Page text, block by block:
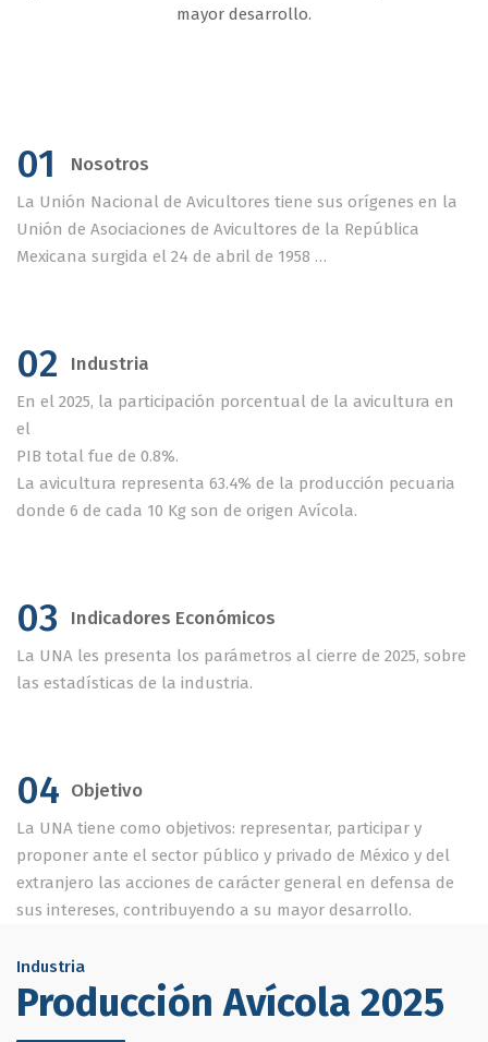
mayor desarrollo.
Nosotros
01
La Unión Nacional de Avicultores tiene sus orígenes en la
Unión de Asociaciones de Avicultores de la República
Mexicana surgida el 24 de abril de 1958 …
Industria
02
En el 2025, la participación porcentual de la avicultura en
el
PIB total fue de 0.8%.
La avicultura representa 63.4% de la producción pecuaria
donde 6 de cada 10 Kg son de origen Avícola.
Indicadores Económicos
03
La UNA les presenta los parámetros al cierre de 2025, sobre
las estadísticas de la industria.
Objetivo
04
La UNA tiene como objetivos: representar, participar y
proponer ante el sector público y privado de México y del
extranjero las acciones de carácter general en defensa de
sus intereses, contribuyendo a su mayor desarrollo.
Industria
Producción Avícola 2025